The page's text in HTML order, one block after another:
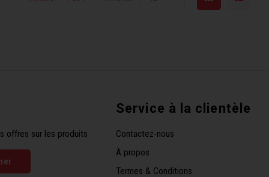
offres sur les produits
Service à la clientèle
Contactez-nous
À propos
Termes & Conditions